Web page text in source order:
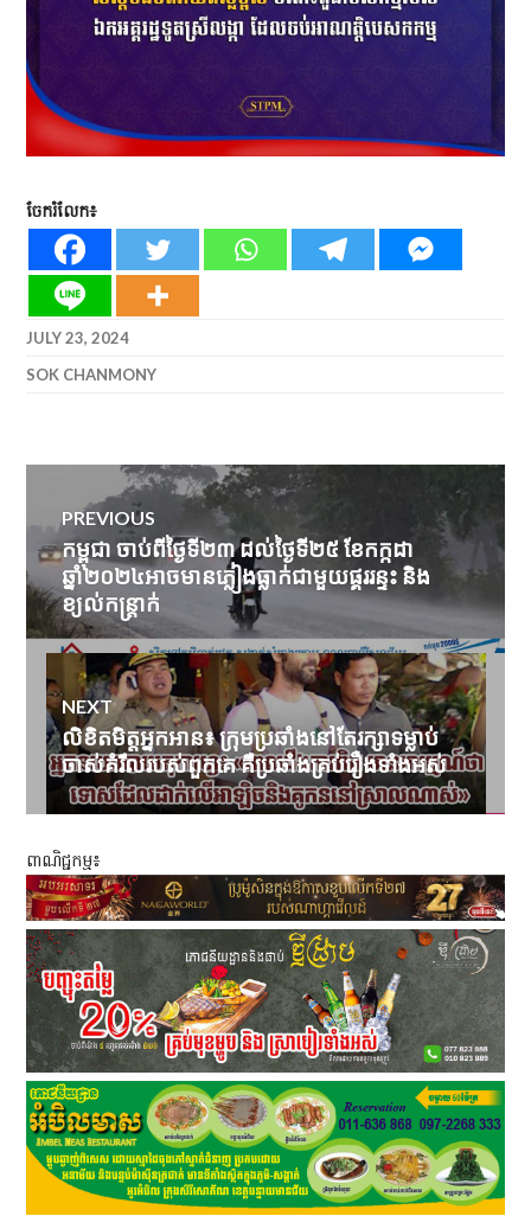
ចែករំលែក៖
JULY 23, 2024
SOK CHANMONY
Post
navigation
PREVIOUS
Previous
post:
កម្ពុជា​ ចាប់ពីថ្ងៃទី២៣ ដល់ថ្ងៃទី២៥ ខែកក្កដា
ឆ្នាំ២០២៤​អាចមានភ្លៀងធ្លាក់ជាមួយផ្គររន្ទះ និង
ខ្យល់កន្ត្រាក់
NEXT
Next
post:
លិខិតមិត្តអ្នកអាន៖ ក្រុមប្រឆាំងនៅតែរក្សាទម្លាប់
ចាស់គំរឹលរបស់ពួកគេ គឺប្រឆាំងគ្រប់រឿងទាំងអស់
ពាណិជ្ជកម្ម៖